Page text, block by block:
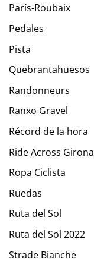
París-Roubaix
Pedales
Pista
Quebrantahuesos
Randonneurs
Ranxo Gravel
Récord de la hora
Ride Across Girona
Ropa Ciclista
Ruedas
Ruta del Sol
Ruta del Sol 2022
Strade Bianche